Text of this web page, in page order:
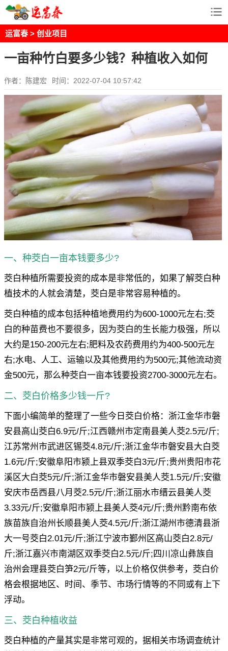
运富春 > 创业项目
一亩种竹白要多少钱？种植收入如何
作者：陈建宏 时间：2022-07-04 10:57:42
一、种茭白一亩本钱要多少?
茭白种植所需要投资的成本是非常低的，如果了解茭白种
植技术的人就会清楚，茭白是非常容易种植的。
茭白种植的成本包括种植地费用约为600-1000元左右;茭
白的种苗费也不要很多，因为茭白的生长能力极强，所以
大约是150-200元左右;肥料及农药费用约为400-500元左
右;水电、人工、运输以及其他费用约为500元;其他流动资
金500元，那么种茭白一亩本钱要投资2700-3000元左右。
二、茭白价格多少钱一斤?
下面小编简单的整理了一些今日茭白价格：浙江金华市磐
安县高山茭白6.9元/斤;江西赣州市定南县美人茭2.5元/斤;
江苏常州市武进区锡茭4.8元/斤;浙江金华市磐安县大白茭
1.6元/斤;安徽阜阳市颍上县双季茭白3元/斤;贵州贵阳市花
溪区大白茭5元/斤;浙江金华市磐安县美人茭1.5元/斤;安徽
安庆市岳西县八月茭2.5元/斤;浙江丽水市缙云县美人茭
3.33元/斤;安徽阜阳市颍上县美人茭4元/斤;贵州黔南布依
族苗族自治州长顺县美人茭4.5元/斤;浙江湖州市德清县浙
大一号茭白2.01元/斤;浙江宁波市鄞州区高山茭白2.8元/
斤;浙江嘉兴市南湖区双季茭白2.5元/斤;四川凉山彝族自
治州会理县茭白笋2元/斤等，以上价格仅供参考，茭白价
格会根据地区、时间、季节、市场行情等的不同或有上下
浮动。
三、茭白种植收益
茭白种植的产量其实是非常可观的，据相关市场调查统计